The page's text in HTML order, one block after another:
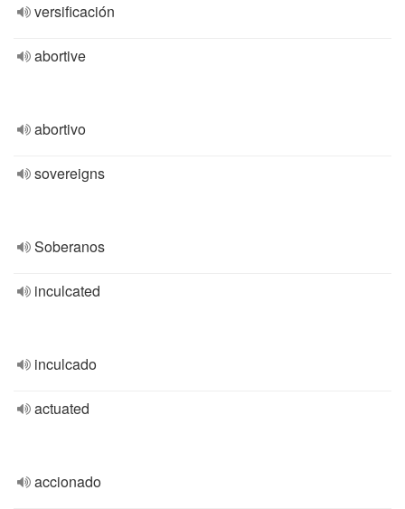
versificación
abortive
abortivo
sovereigns
Soberanos
inculcated
inculcado
actuated
accionado